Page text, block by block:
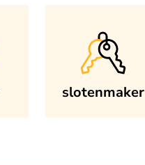
slotenmaker